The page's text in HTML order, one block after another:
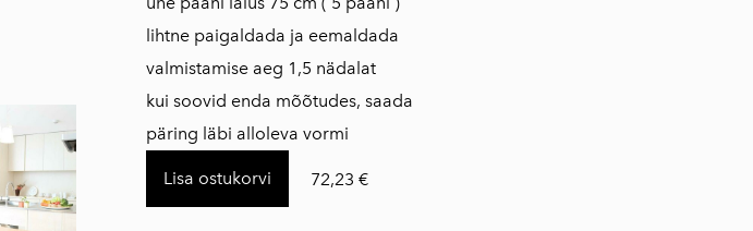
lihtne paigaldada ja eemaldada
​valmistamise aeg 1,5 nädalat
kui soovid enda mõõtudes, saada
päring läbi alloleva vormi
Lisa ostukorvi 72,23 €